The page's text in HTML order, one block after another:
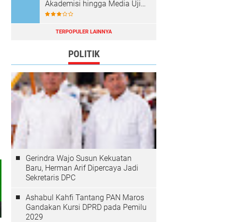
Akademisi hingga Media Uji
Standar Pelayanan
TERPOPULER LAINNYA
POLITIK
Gerindra Wajo Susun Kekuatan
Baru, Herman Arif Dipercaya Jadi
Sekretaris DPC
Ashabul Kahfi Tantang PAN Maros
Gandakan Kursi DPRD pada Pemilu
2029